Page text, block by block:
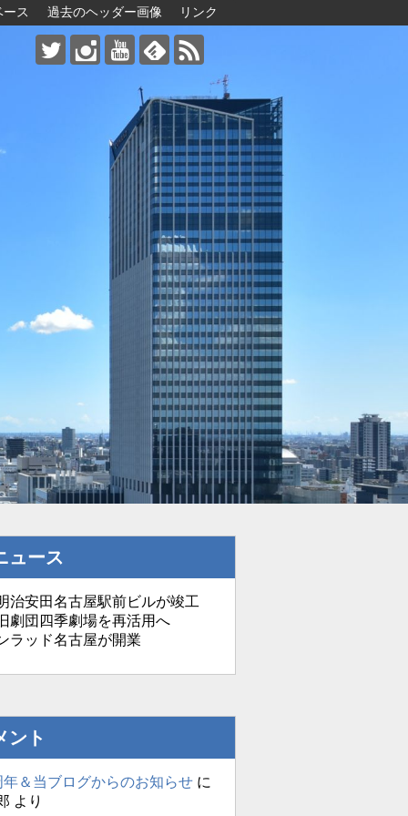
ス 過去のヘッダー画像 リンク
ュース
安田名古屋駅前ビルが竣工
団四季劇場を再活用へ
ッド名古屋が開業
ント
＆当ブログからのお知らせに
より